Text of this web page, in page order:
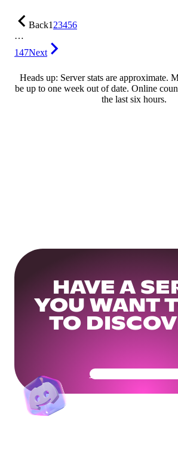
Back123456
…
147Next
Heads up: Server stats are approximate.
be up to one week out of date. Online
the last six hours.
HAVE A
YOU WANT
TO
Get Your Community